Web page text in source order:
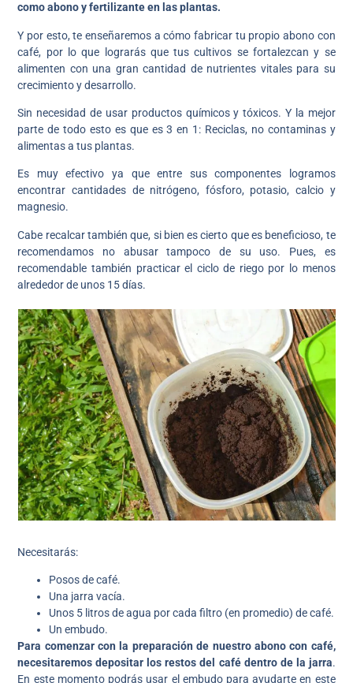
como abono y fertilizante en las plantas.
Y por esto, te enseñaremos a cómo fabricar tu propio abono con
café, por lo que lograrás que tus cultivos se fortalezcan y se
alimenten con una gran cantidad de nutrientes vitales para su
crecimiento y desarrollo.
Sin necesidad de usar productos químicos y tóxicos. Y la mejor
parte de todo esto es que es 3 en 1: Reciclas, no contaminas y
alimentas a tus plantas.
Es muy efectivo ya que entre sus componentes logramos
encontrar cantidades de nitrógeno, fósforo, potasio, calcio y
magnesio.
Cabe recalcar también que, si bien es cierto que es beneficioso, te
recomendamos no abusar tampoco de su uso. Pues, es
recomendable también practicar el ciclo de riego por lo menos
alrededor de unos 15 días.
Necesitarás:
Posos de café.
Una jarra vacía.
Unos 5 litros de agua por cada filtro (en promedio) de café.
Un embudo.
Para comenzar con la preparación de nuestro abono con café,
necesitaremos depositar los restos del café dentro de la jarra.
En este momento podrás usar el embudo para ayudarte en este